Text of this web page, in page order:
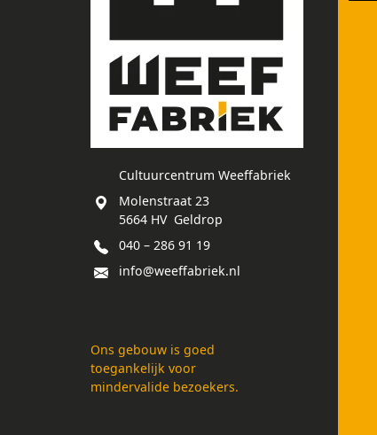
Cultuurcentrum Weeffabriek
Molenstraat 23
5664 HV Geldrop
040 – 286 91 19
info@weeffabriek.nl
Ons gebouw is goed
toegankelijk voor
mindervalide bezoekers.